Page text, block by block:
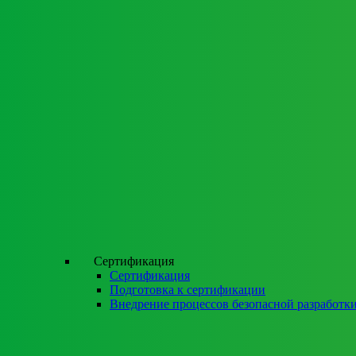
Сертификация
Сертификация
Подготовка к сертификации
Внедрение процессов безопасной